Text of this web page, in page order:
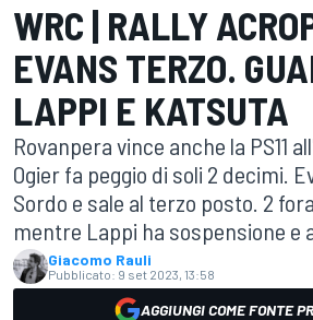
WRC | RALLY
EVANS TERZO.
LAPPI E KATSUTA
Rovanpera vince anche la PS11
Ogier fa peggio di soli 2 decimi.
Sordo e sale al terzo posto. 2
mentre Lappi ha sospensione e
Giacomo Rauli
Pubblicato: 9 set 2023, 13:58
AGGIUNGI COME FONTE